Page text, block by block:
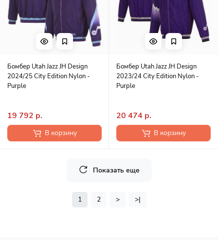
Бомбер Utah Jazz JH Design
2024/25 City Edition Nylon -
Purple
19 792 р.
В корзину
Бомбер Utah Jazz JH Design
2023/24 City Edition Nylon -
Purple
20 474 р.
В корзину
Показать еще
1 2 > >|